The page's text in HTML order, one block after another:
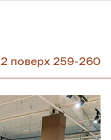
2 поверх 259-260